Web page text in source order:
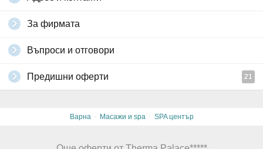
За фирмата
Въпроси и отговори
Предишни оферти 21
Варна · Масажи и spa · SPA център